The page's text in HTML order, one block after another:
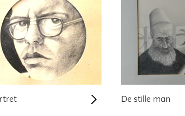
De stille man